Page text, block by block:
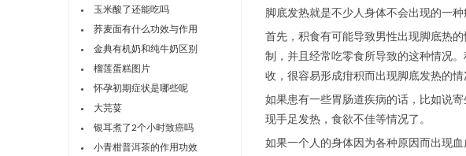
玉米酸了还能吃吗
荞麦面有什么功效与作用
金典有机奶和纯牛奶区别
榴莲蛋糕图片
怀孕初期症状是哪些呢
大芫荽
银耳煮了2个小时致癌吗
小青柑普洱茶的作用功效
脚底发热就是不少人身体不会出现的一
首先，积食有可能导致男性出现脚底热
制，并且经常吃零食所导致的这种情况
收，很容易形成疳积而出现脚底发热的情
如果患有一些胃肠道疾病的话，比如说
现手足发热，食欲不佳等情况了。
如果一个人的身体因为各种原因而出现